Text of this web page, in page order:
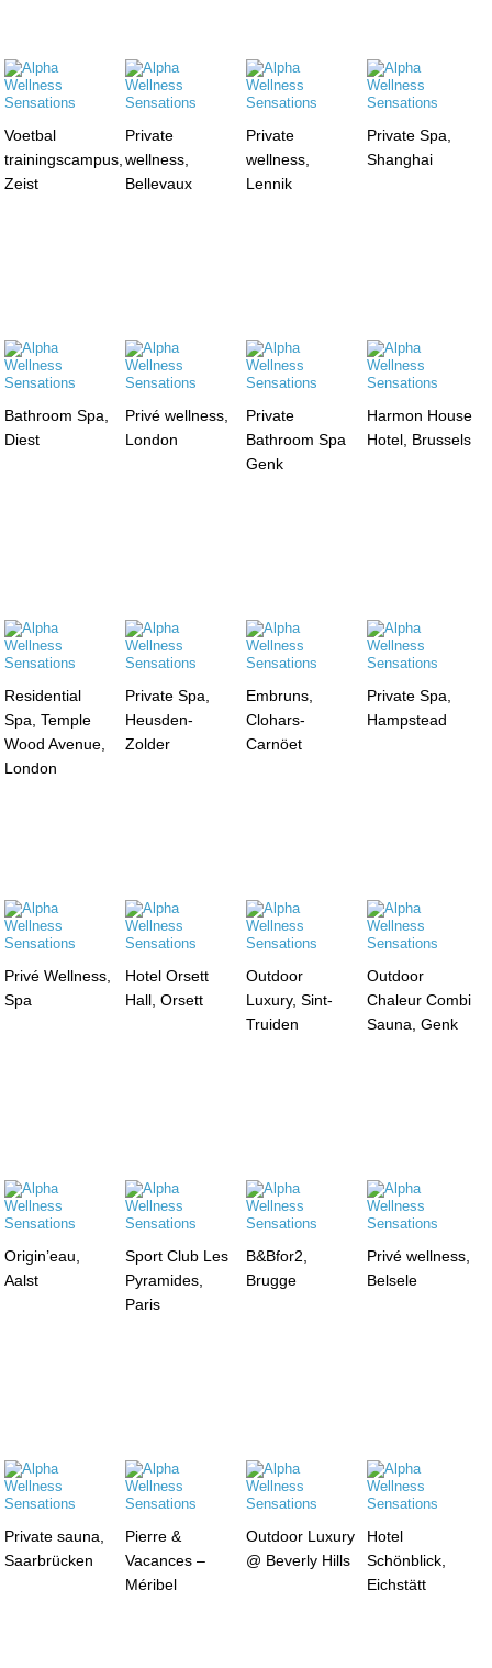
Voetbal
trainingscampus,
Zeist
Private
wellness,
Bellevaux
Private
wellness,
Lennik
Private Spa,
Shanghai
Bathroom Spa,
Diest
Privé wellness,
London
Private
Bathroom Spa
Genk
Harmon House
Hotel, Brussels
Residential
Spa, Temple
Wood Avenue,
London
Private Spa,
Heusden-
Zolder
Embruns,
Clohars-
Carnöet
Private Spa,
Hampstead
Privé Wellness,
Spa
Hotel Orsett
Hall, Orsett
Outdoor
Luxury, Sint-
Truiden
Outdoor
Chaleur Combi
Sauna, Genk
Origin’eau,
Aalst
Sport Club Les
Pyramides,
Paris
B&Bfor2,
Brugge
Privé wellness,
Belsele
Private sauna,
Saarbrücken
Pierre &
Vacances –
Méribel
Outdoor Luxury
@ Beverly Hills
Hotel
Schönblick,
Eichstätt